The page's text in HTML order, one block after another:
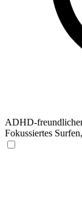
ADHD-
Fokussiertes